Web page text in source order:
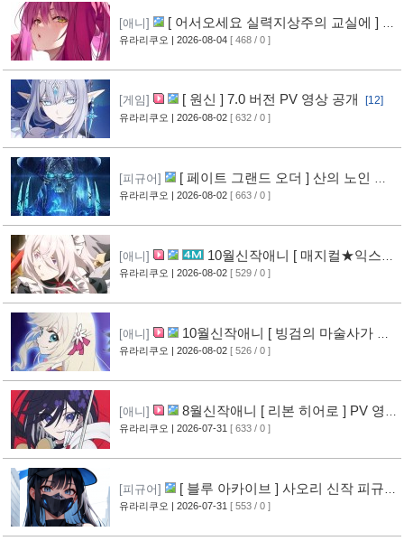
[애니]
[ 어서오세요 실력지상주의 교실에 ] 블
루레이 VOL.2 표지 공개 [7]
유라리쿠오 | 2026-08-04 [ 468 / 0 ]
[게임] [ 원신 ] 7.0 버전 PV 영상 공개 [12]
유라리쿠오 | 2026-08-02 [ 632 / 0 ]
[피규어]
[ 페이트 그랜드 오더 ] 산의 노인 신
작 피규어 공개 [17]
유라리쿠오 | 2026-08-02 [ 663 / 0 ]
[애니]
10월신작애니 [ 매지컬★익스플
로러 ] PV 영상 공개 [12]
유라리쿠오 | 2026-08-02 [ 529 / 0 ]
[애니]
10월신작애니 [ 빙검의 마술사가 세
계를 다스린다 ] 2기 PV 영상 공개
유라리쿠오 | 2026-08-02 [ 526 / 0 ]
[애니]
8월신작애니 [ 리본 히어로 ] PV 영
상 공개
[11]
유라리쿠오 | 2026-07-31 [ 633 / 0 ]
[피규어]
[ 블루 아카이브 ] 사오리 신작 피규어
공개 [10]
유라리쿠오 | 2026-07-31 [ 553 / 0 ]